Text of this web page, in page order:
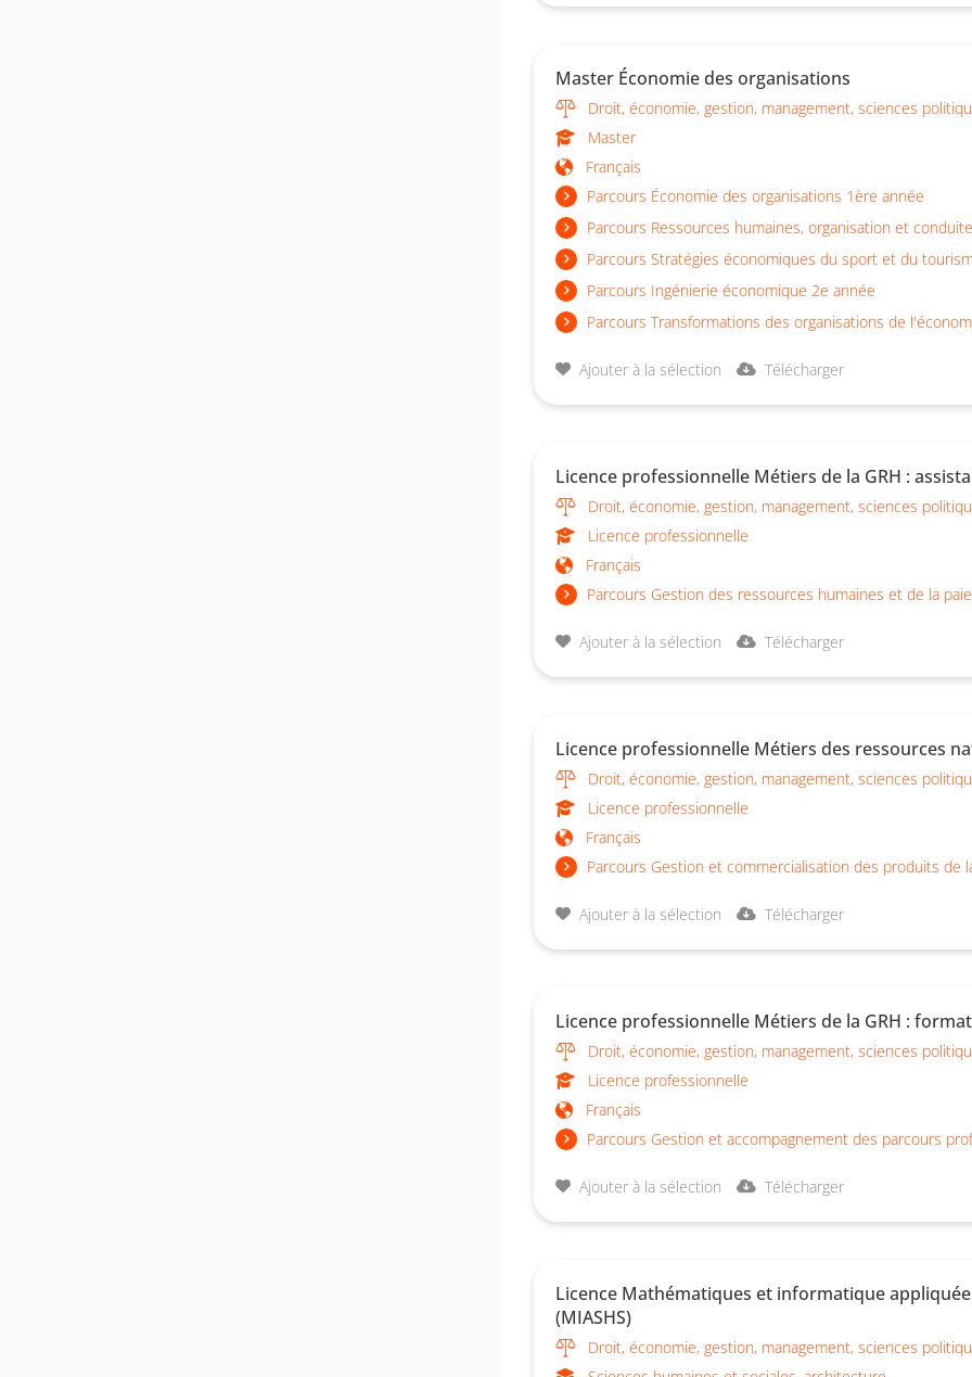
Master Économie des organisations
Droit, économie, gestion, management, sciences
Master
Français
Parcours Économie des organisations 1ère année
Parcours Ressources humaines, organisation et
Parcours Stratégies économiques du sport et du
Parcours Ingénierie économique 2e année
Parcours Transformations des organisations de
Ajouter à la sélection Télécharger
Licence professionnelle Métiers de la GRH :
Droit, économie, gestion, management, sciences
Licence professionnelle
Français
Parcours Gestion des ressources humaines et de la paie
Ajouter à la sélection Télécharger
Licence professionnelle Métiers des ressources
Droit, économie, gestion, management, sciences
Licence professionnelle
Français
Parcours Gestion et commercialisation des produits de
Ajouter à la sélection Télécharger
Licence professionnelle Métiers de la GRH :
Droit, économie, gestion, management, sciences
Licence professionnelle
Français
Parcours Gestion et accompagnement des parcours
Ajouter à la sélection Télécharger
Licence Mathématiques et informatique
(MIASHS)
Droit, économie, gestion, management, sciences